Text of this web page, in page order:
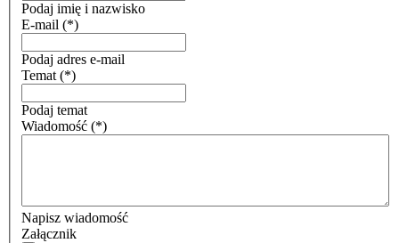
Podaj imię i nazwisko
E-mail (*)
Podaj adres e-mail
Temat (*)
Podaj temat
Wiadomość (*)
Napisz wiadomość
Załącznik